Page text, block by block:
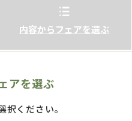
内容からフェアを選ぶ
アを選ぶ
択ください。